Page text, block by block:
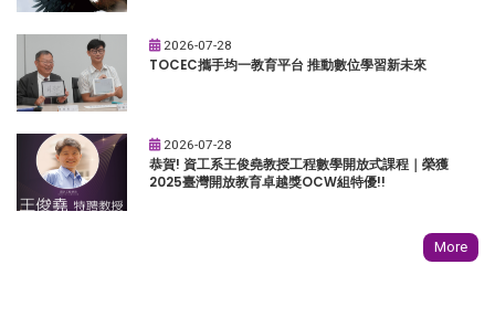
2026-07-28
TOCEC攜手均一教育平台 推動數位學習新未來
2026-07-28
恭賀! 資工系王俊堯教授工程數學開放式課程｜榮獲
2025臺灣開放教育卓越獎OCW組特優!!
More